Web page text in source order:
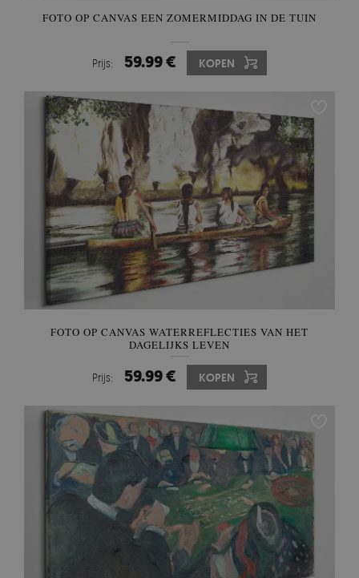
FOTO OP CANVAS EEN ZOMERMIDDAG IN DE TUIN
Prijs: 59.99 € KOPEN
FOTO OP CANVAS WATERREFLECTIES VAN HET
DAGELIJKS LEVEN
Prijs: 59.99 € KOPEN